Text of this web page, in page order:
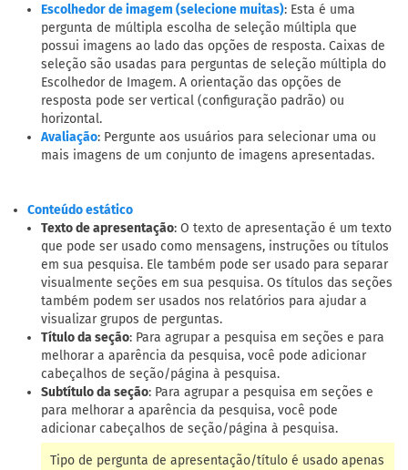
Escolhedor de imagem (selecione muitas): Esta é uma
pergunta de múltipla escolha de seleção múltipla que
possui imagens ao lado das opções de resposta. Caixas de
seleção são usadas para perguntas de seleção múltipla do
Escolhedor de Imagem. A orientação das opções de
resposta pode ser vertical (configuração padrão) ou
horizontal.
Avaliação: Pergunte aos usuários para selecionar uma ou
mais imagens de um conjunto de imagens apresentadas.
Conteúdo estático
Texto de apresentação: O texto de apresentação é um texto
que pode ser usado como mensagens, instruções ou títulos
em sua pesquisa. Ele também pode ser usado para separar
visualmente seções em sua pesquisa. Os títulos das seções
também podem ser usados nos relatórios para ajudar a
visualizar grupos de perguntas.
Título da seção: Para agrupar a pesquisa em seções e para
melhorar a aparência da pesquisa, você pode adicionar
cabeçalhos de seção/página à pesquisa.
Subtítulo da seção: Para agrupar a pesquisa em seções e
para melhorar a aparência da pesquisa, você pode
adicionar cabeçalhos de seção/página à pesquisa.
Tipo de pergunta de apresentação/título é usado apenas